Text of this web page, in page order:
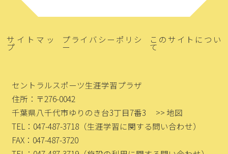
サイトマッ
プ
プライバシーポリシ
ー
このサイトについ
て
セントラルスポーツ生涯学習プラザ
住所：〒276-0042
千葉県八千代市ゆりのき台3丁目7番3
>> 地図
TEL：047-487-3718 （生涯学習に関する問い合わせ）
FAX：047-487-3720